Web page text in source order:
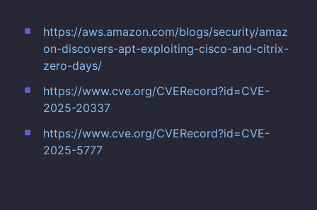
https://aws.amazon.com/blogs/security/amaz
on-discovers-apt-exploiting-cisco-and-citrix-
zero-days/
https://www.cve.org/CVERecord?id=CVE-
2025-20337
https://www.cve.org/CVERecord?id=CVE-
2025-5777